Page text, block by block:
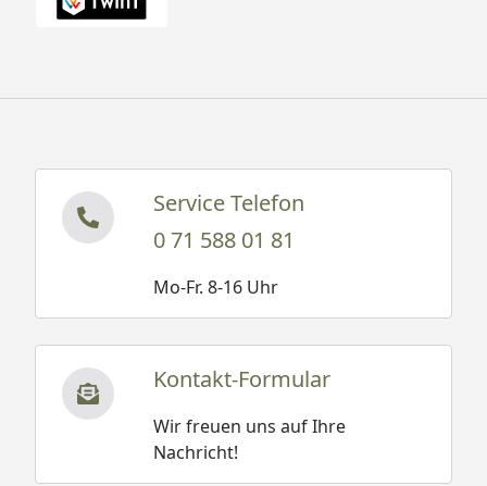
Service Telefon
0 71 588 01 81
Mo-Fr. 8-16 Uhr
Kontakt-Formular
Wir freuen uns auf Ihre
Nachricht!